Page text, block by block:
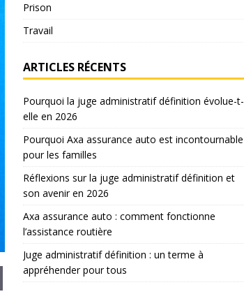
Prison
Travail
ARTICLES RÉCENTS
Pourquoi la juge administratif définition évolue-t-
elle en 2026
Pourquoi Axa assurance auto est incontournable
pour les familles
Réflexions sur la juge administratif définition et
son avenir en 2026
Axa assurance auto : comment fonctionne
l’assistance routière
Juge administratif définition : un terme à
appréhender pour tous